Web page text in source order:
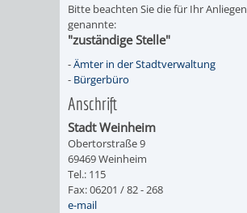
Bitte beachten Sie die für Ihr Anliegen
genannte:
"zuständige Stelle"
-Ämter in der Stadtverwaltung
- Bürgerbüro
Anschrift
Stadt Weinheim
Obertorstraße 9
69469 Weinheim
Tel.: 115
Fax: 06201 / 82 - 268
e-mail